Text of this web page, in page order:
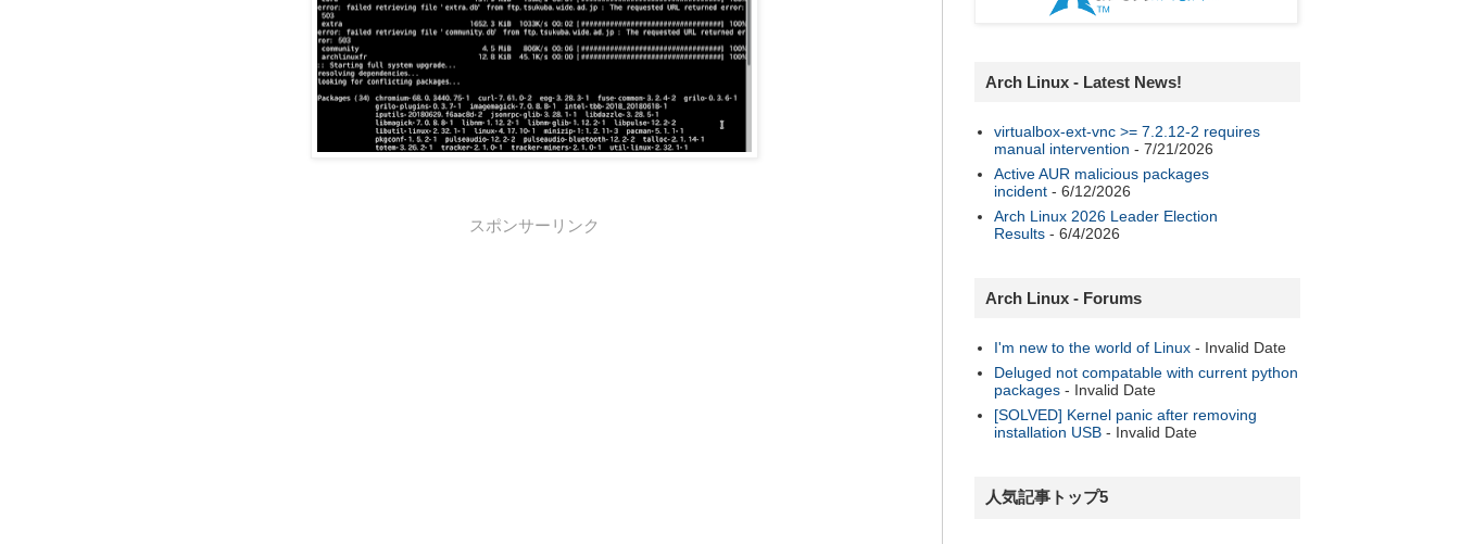
スポンサーリンク
Arch Linux - Latest News!
virtualbox-ext-vnc >= 7.2.12-2 requires
manual intervention - 7/21/2026
Active AUR malicious packages
incident- 6/12/2026
Arch Linux 2026 Leader Election
Results- 6/4/2026
Arch Linux - Forums
I'm new to the world of Linux- Invalid Date
Deluged not compatable with current python
packages- Invalid Date
[SOLVED] Kernel panic after removing
installation USB- Invalid Date
人気記事トップ5